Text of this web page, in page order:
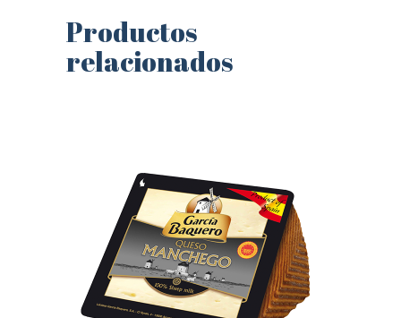
Productos
relacionados